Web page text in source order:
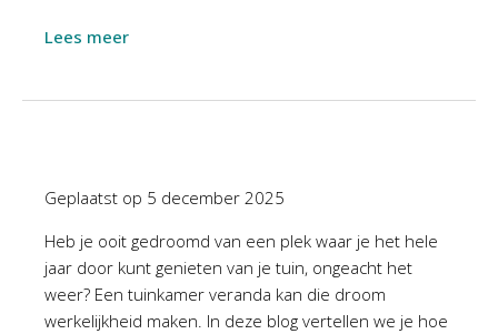
Lees meer
Geplaatst op 5 december 2025
Heb je ooit gedroomd van een plek waar je het hele
jaar door kunt genieten van je tuin, ongeacht het
weer? Een tuinkamer veranda kan die droom
werkelijkheid maken. In deze blog vertellen we je hoe